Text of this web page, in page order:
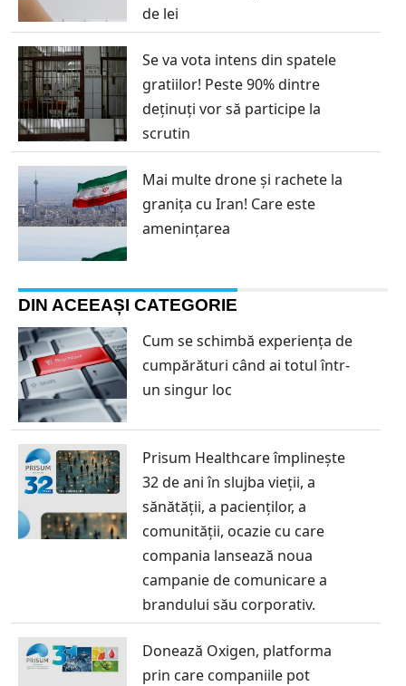
de lei
Se va vota intens din spatele
gratiilor! Peste 90% dintre
deținuți vor să participe la
scrutin
Mai multe drone și rachete la
granița cu Iran! Care este
amenințarea
DIN ACEEAȘI CATEGORIE
Cum se schimbă experiența de
cumpărături când ai totul într-
un singur loc
Prisum Healthcare împlinește
32 de ani în slujba vieții, a
sănătății, a pacienților, a
comunității, ocazie cu care
compania lansează noua
campanie de comunicare a
brandului său corporativ.
Donează Oxigen, platforma
prin care companiile pot